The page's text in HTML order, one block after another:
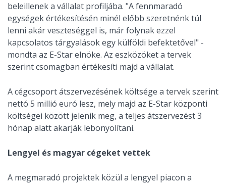
beleillenek a vállalat profiljába. "A fennmaradó
egységek értékesítésén minél előbb szeretnénk túl
lenni akár veszteséggel is, már folynak ezzel
kapcsolatos tárgyalások egy külföldi befektetővel" -
mondta az E-Star elnöke. Az eszközöket a tervek
szerint csomagban értékesíti majd a vállalat.
A cégcsoport átszervezésének költsége a tervek szerint
nettó 5 millió euró lesz, mely majd az E-Star központi
költségei között jelenik meg, a teljes átszervezést 3
hónap alatt akarják lebonyolítani.
Lengyel és magyar cégeket vettek
A megmaradó projektek közül a lengyel piacon a